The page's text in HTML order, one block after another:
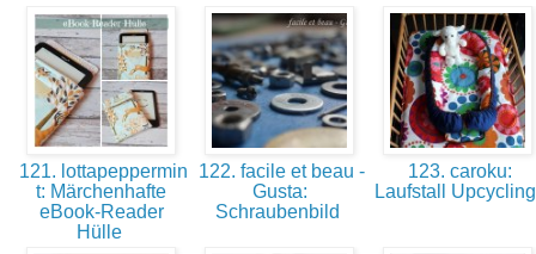
121. lottapeppermin
t: Märchenhafte
eBook-Reader
Hülle
122. facile et beau -
Gusta:
Schraubenbild
123. caroku:
Laufstall